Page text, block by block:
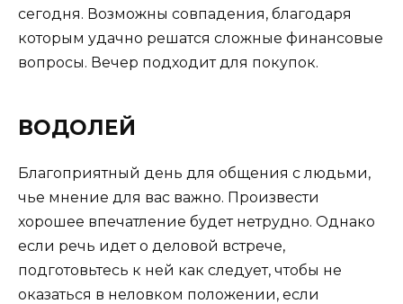
сегодня. Возможны совпадения, благодаря
которым удачно решатся сложные финансовые
вопросы. Вечер подходит для покупок.
ВОДОЛЕЙ
Благоприятный день для общения с людьми,
чье мнение для вас важно. Произвести
хорошее впечатление будет нетрудно. Однако
если речь идет о деловой встрече,
подготовьтесь к ней как следует, чтобы не
оказаться в неловком положении, если